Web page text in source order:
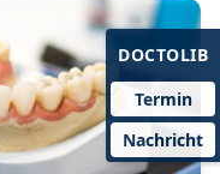
DOCTOLIB
Termin
Nachricht